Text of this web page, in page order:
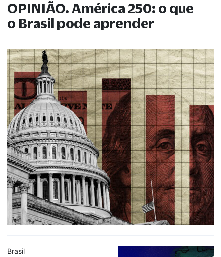
OPINIÃO. América 250: o que
o Brasil pode aprender
Brasil